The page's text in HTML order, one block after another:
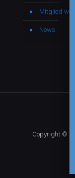
Mitglied
News
Copyright ©